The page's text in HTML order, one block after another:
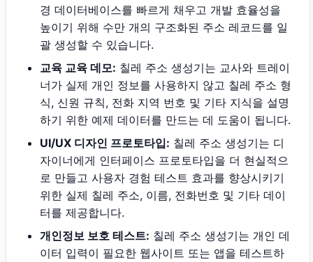
경 데이터베이스를 빠르게 채우고 개발 효율성을
높이기 위해 수만 개의 구조화된 주소 레코드를 일
괄 생성할 수 있습니다.
교육 교육 데모: 칠레 주소 생성기는 교사와 트레이
너가 실제 개인 정보를 사용하지 않고 칠레 주소 형
식, 신원 규칙, 전화 지역 번호 및 기타 지식을 설명
하기 위한 예제 데이터를 만드는 데 도움이 됩니다.
UI/UX 디자인 프로토타입: 칠레 주소 생성기는 디
자이너에게 인터페이스 프로토타입을 더 현실적으
로 만들고 사용자 경험 테스트 효과를 향상시키기
위한 실제 칠레 주소, 이름, 전화번호 및 기타 데이
터를 제공합니다.
개인정보 보호 테스트: 칠레 주소 생성기는 개인 데
이터 입력이 필요한 웹사이트 또는 앱을 테스트하